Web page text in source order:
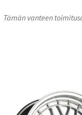
Tämän vanteen